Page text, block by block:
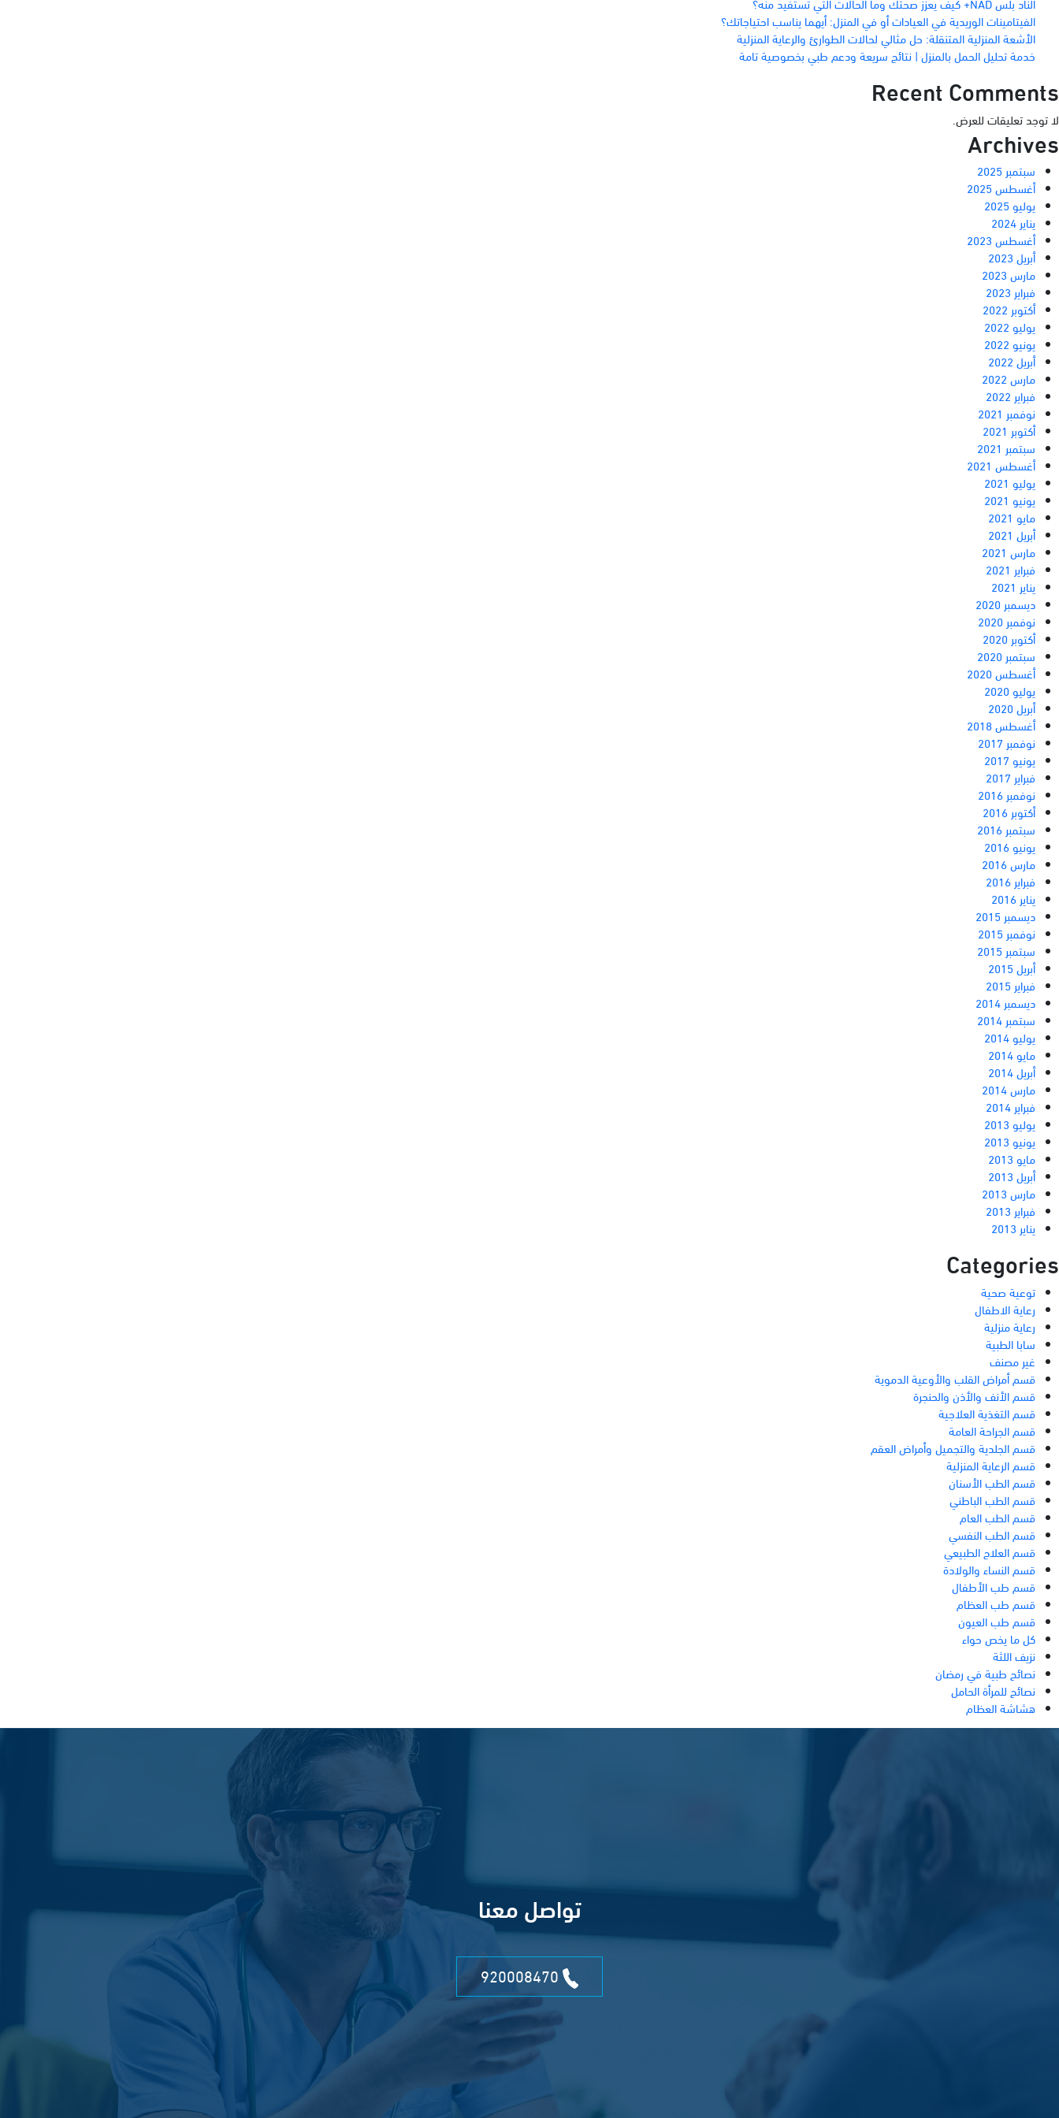
الفيتامينات الوريدية في العيادات أو في المنزل: أيهما يناسب احتياجاتك؟
الأشعة المنزلية المتنقلة: حل مثالي لحالات الطوارئ والرعاية المنزلية
خدمة تحليل الحمل بالمنزل | نتائج سريعة ودعم طبي بخصوصية تامة
Recent Comments
لا توجد تعليقات للعرض.
Archives
سبتمبر 2025
أغسطس 2025
يوليو 2025
يناير 2024
أغسطس 2023
أبريل 2023
مارس 2023
فبراير 2023
أكتوبر 2022
يوليو 2022
يونيو 2022
أبريل 2022
مارس 2022
فبراير 2022
نوفمبر 2021
أكتوبر 2021
سبتمبر 2021
أغسطس 2021
يوليو 2021
يونيو 2021
مايو 2021
أبريل 2021
مارس 2021
فبراير 2021
يناير 2021
ديسمبر 2020
نوفمبر 2020
أكتوبر 2020
سبتمبر 2020
أغسطس 2020
يوليو 2020
أبريل 2020
أغسطس 2018
نوفمبر 2017
يونيو 2017
فبراير 2017
نوفمبر 2016
أكتوبر 2016
سبتمبر 2016
يونيو 2016
مارس 2016
فبراير 2016
يناير 2016
ديسمبر 2015
نوفمبر 2015
سبتمبر 2015
أبريل 2015
فبراير 2015
ديسمبر 2014
سبتمبر 2014
يوليو 2014
مايو 2014
أبريل 2014
مارس 2014
فبراير 2014
يوليو 2013
يونيو 2013
مايو 2013
أبريل 2013
مارس 2013
فبراير 2013
يناير 2013
Categories
توعية صحية
رعاية الاطفال
رعاية منزلية
سابا الطبية
غير مصنف
قسم أمراض القلب والأوعية الدموية
قسم الأنف والأذن والحنجرة
قسم التغذية العلاجية
قسم الجراحة العامة
قسم الجلدية والتجميل وأمراض العقم
قسم الرعاية المنزلية
قسم الطب الأسنان
قسم الطب الباطني
قسم الطب العام
قسم الطب النفسي
قسم العلاج الطبيعي
قسم النساء والولادة
قسم طب الأطفال
قسم طب العظام
قسم طب العيون
كل ما يخص حواء
نزيف اللثة
نصائح طبية في رمضان
نصائح للمرأة الحامل
هشاشة العظام
تواصل معنا